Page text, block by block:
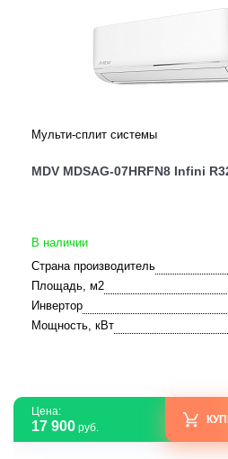
Мульти-сплит системы
MDV MDSAG-07HRFN8 Infini
В наличии
Страна производитель
Площадь, м2
Инвертор
Мощность, кВт
Цена:
17 900 руб.